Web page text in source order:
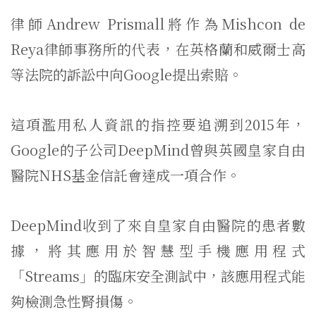
律師Andrew Prismall將作為Mishcon de
Reya律師事務所的代表，在英格蘭和威爾士高
等法院的訴訟中向Google提出索賠。
這項濫用私人資訊的指控要追溯到2015年，
Google的子公司DeepMind曾與英國皇家自由
醫院NHS基金信託會達成一項合作。
DeepMind收到了來自皇家自由醫院的患者數
據，將其應用於智慧型手機應用程式
「Streams」的臨床安全測試中，該應用程式能
夠檢測急性腎損傷。